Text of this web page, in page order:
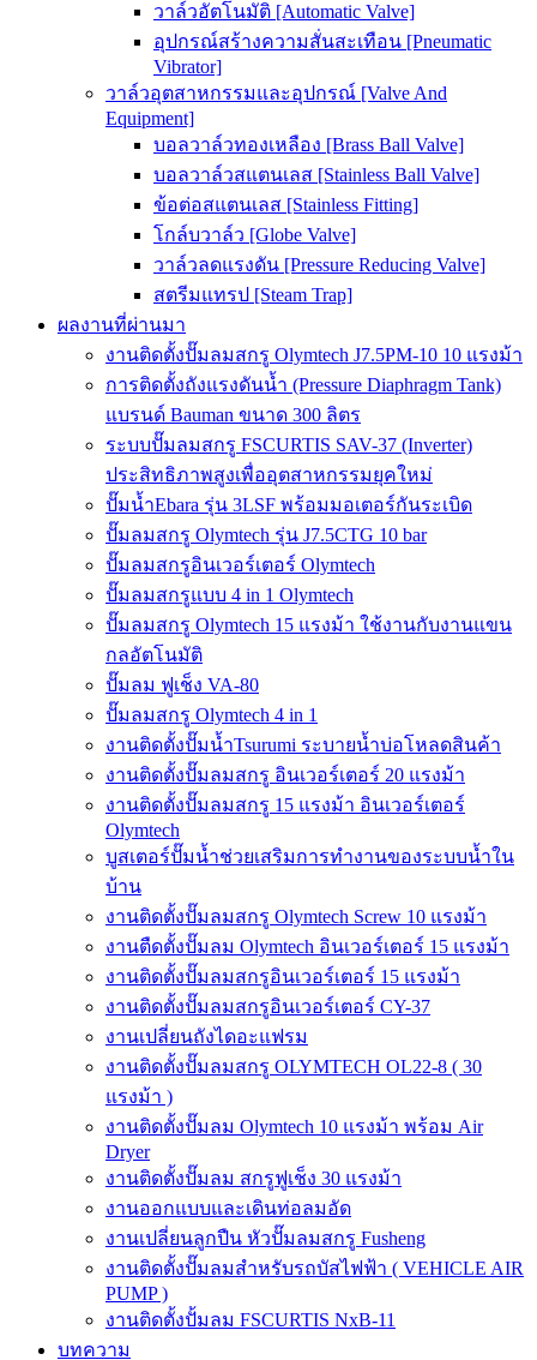
วาล์วอัตโนมัติ [Automatic Valve]
อุปกรณ์สร้างความสั่นสะเทือน [Pneumatic
Vibrator]
วาล์วอุตสาหกรรมและอุปกรณ์ [Valve And
Equipment]
บอลวาล์วทองเหลือง [Brass Ball Valve]
บอลวาล์วสแตนเลส [Stainless Ball Valve]
ข้อต่อสแตนเลส [Stainless Fitting]
โกล์บวาล์ว [Globe Valve]
วาล์วลดแรงดัน [Pressure Reducing Valve]
สตรีมแทรป [Steam Trap]
ผลงานที่ผ่านมา
งานติดตั้งปั๊มลมสกรู Olymtech J7.5PM-10 10 แรงม้า
การติดตั้งถังแรงดันน้ำ (Pressure Diaphragm Tank)
แบรนด์ Bauman ขนาด 300 ลิตร
ระบบปั๊มลมสกรู FSCURTIS SAV-37 (Inverter)
ประสิทธิภาพสูงเพื่ออุตสาหกรรมยุคใหม่
ปั๊มน้ำEbara รุ่น 3LSF พร้อมมอเตอร์กันระเบิด
ปั๊มลมสกรู Olymtech รุ่น J7.5CTG 10 bar
ปั๊มลมสกรูอินเวอร์เตอร์ Olymtech
ปั๊มลมสกรูแบบ 4 in 1 Olymtech
ปั๊มลมสกรู Olymtech 15 แรงม้า ใช้งานกับงานแขน
กลอัตโนมัติ
ปั๊มลม ฟูเช็ง VA-80
ปั๊มลมสกรู Olymtech 4 in 1
งานติดตั้งปั๊มน้ำTsurumi ระบายน้ำบ่อโหลดสินค้า
งานติดตั้งปั๊มลมสกรู อินเวอร์เตอร์ 20 แรงม้า
งานติดตั้งปั๊มลมสกรู 15 แรงม้า อินเวอร์เตอร์
Olymtech
บูสเตอร์ปั๊มน้ำช่วยเสริมการทำงานของระบบน้ำใน
บ้าน
งานติดตั้งปั๊มลมสกรู Olymtech Screw 10 แรงม้า
งานตืดตั้งปั๊มลม Olymtech อินเวอร์เตอร์ 15 แรงม้า
งานติดตั้งปั๊มลมสกรูอินเวอร์เตอร์ 15 แรงม้า
งานติดตั้งปั๊มลมสกรูอินเวอร์เตอร์ CY-37
งานเปลี่ยนถังไดอะแฟรม
งานติดตั้งปั๊มลมสกรู OLYMTECH OL22-8 ( 30
แรงม้า )
งานติดตั้งปั๊มลม Olymtech 10 แรงม้า พร้อม Air
Dryer
งานติดตั้งปั๊มลม สกรูฟูเช็ง 30 แรงม้า
งานออกแบบและเดินท่อลมอัด
งานเปลี่ยนลูกปืน หัวปั๊มลมสกรู Fusheng
งานติดตั้งปั๊มลมสำหรับรถบัสไฟฟ้า ( VEHICLE AIR
PUMP )
งานติดตั้งปั้มลม FSCURTIS NxB-11
บทความ